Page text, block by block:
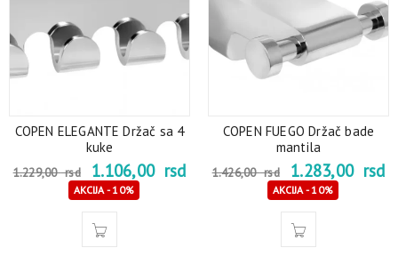
COPEN ELEGANTE Držač sa 4
kuke
1.229,00rsd 1.106,00 rsd
AKCIJA - 10%
COPEN FUEGO Držač bade
mantila
1.426,00rsd 1.283,00 rsd
AKCIJA - 10%